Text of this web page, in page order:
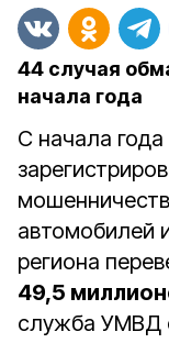
44 случая
начала года
С начала
автомобилей
региона
49,5
служба УМВД